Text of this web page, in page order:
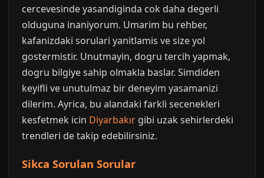
cercevesinde yasandiginda cok daha degerli
olduguna inaniyorum. Umarim bu rehber,
kafanizdaki sorulari yanitlamis ve size yol
gostermistir. Unutmayin, dogru tercih yapmak,
dogru bilgiye sahip olmakla baslar. Simdiden
keyifli ve unutulmaz bir deneyim yasamanizi
dilerim. Ayrica, bu alandaki farkli secenekleri
kesfetmek icin Diyarbakır gibi uzak sehirlerdeki
trendleri de takip edebilirsiniz.
Sikca Sorulan Sorular